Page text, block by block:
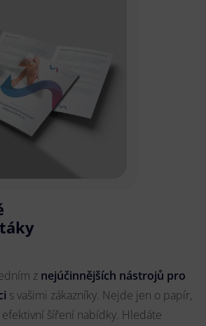
z nejúčinnějších nástrojů pro
s vašimi zákazníky. Nejde jen o papír,
šíření nabídky. Hledáte